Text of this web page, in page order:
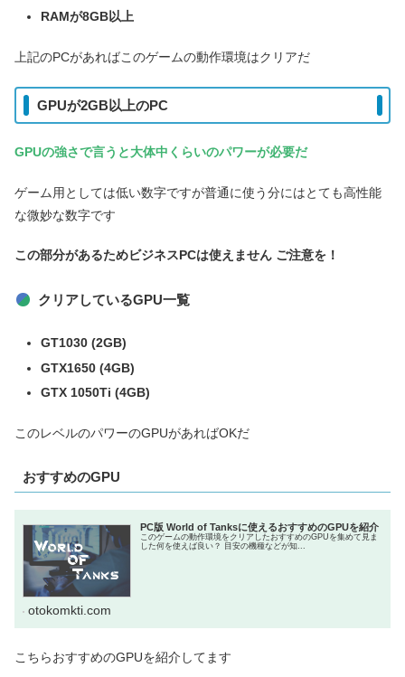
RAMが8GB以上
上記のPCがあればこのゲームの動作環境はクリアだ
GPUが2GB以上のPC
GPUの強さで言うと大体中くらいのパワーが必要だ
ゲーム用としては低い数字ですが普通に使う分にはとても高性能
な微妙な数字です
この部分があるためビジネスPCは使えません ご注意を！
クリアしているGPU一覧
GT1030 (2GB)
GTX1650 (4GB)
GTX 1050Ti (4GB)
このレベルのパワーのGPUがあればOKだ
おすすめのGPU
PC版 World of Tanksに使えるおすすめのGPUを紹介
このゲームの動作環境をクリアしたおすすめのGPUを集めて見ま
した何を使えば良い？ 目安の機種などが知...
otokomkti.com
こちらおすすめのGPUを紹介してます